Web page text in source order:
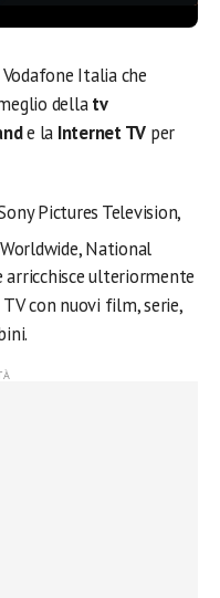
Italia che
dellatv
e la Internet TV per
Pictures Television,
National
arricchisce ulteriormente
con nuovi film, serie,